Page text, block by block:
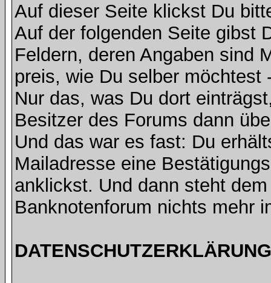
Auf dieser Seite klickst Du
Auf der folgenden Seite gibst
Feldern, deren Angaben sind
preis, wie Du selber
Nur das, was Du dort
Besitzer des Forums dann
Und das war es fast: Du
Mailadresse eine
anklickst. Und dann steht
Banknotenforum nichts mehr